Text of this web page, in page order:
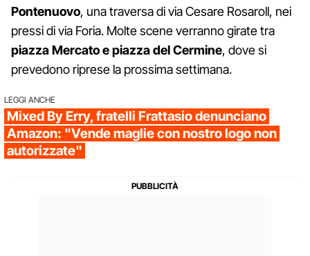
Pontenuovo, una traversa di via Cesare Rosaroll, nei
pressi di via Foria. Molte scene verranno girate tra
piazza Mercato e piazza del Cermine, dove si
prevedono riprese la prossima settimana.
LEGGI ANCHE
Mixed By Erry, fratelli Frattasio denunciano
Amazon: "Vende maglie con nostro logo non
autorizzate"